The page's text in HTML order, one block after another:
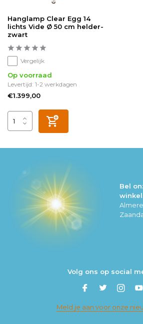
Hanglamp Clear Egg 14
lichts Vide Ø 50 cm helder-
zwart
Vergelijk
Op voorraad
Levertijd: 1-2 werkdagen
€1.399,00
Bel
Volg ons op social
Meld je aan voor onze